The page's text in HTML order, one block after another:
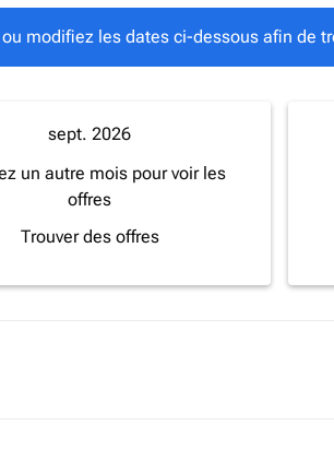
modifiez les dates ci-dessous afin de
sept. 2026
un autre mois pour voir les
offres
Trouver des offres
cmp-view-offers-disclaimer.
VFA–SFO: cmp-view-offers-disclaimer.
VFA–SFO: cmp-view-offers-
VFA–SFO: cmp-view-offers-
VFA–SFO: cmp-view-
VFA–SFO: cmp-view-
VFA–SFO: cmp-
VFA–SFO: